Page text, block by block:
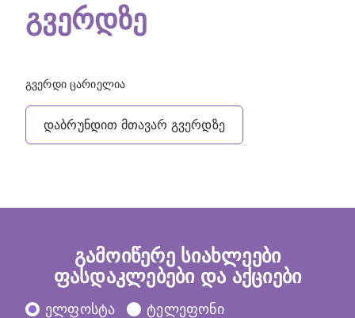
ᲒᲕᲔᲠᲓᲖᲔ
გვერდი ცარიელია
დაბრუნდით მთავარ გვერდზე
გამოიწერე სიახლეები
ფასდაკლებები და აქციები
ელფოსტა ტელეფონი